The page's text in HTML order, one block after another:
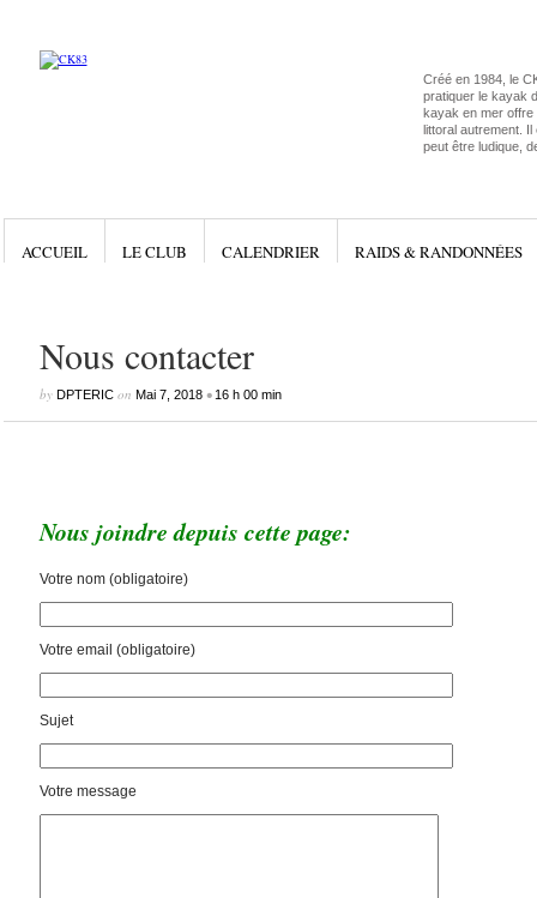
Créé en 1984, le
pratiquer le kayak
kayak en mer offre
littoral autrement.
peut être ludique,
ACCUEIL LE CLUB CALENDRIER RAIDS & RANDONNÉES
Nous contacter
by DPTERICon Mai 7, 2018• 16 h 00 min
Nous joindre depuis cette page:
Votre nom (obligatoire)
Votre email (obligatoire)
Sujet
Votre message